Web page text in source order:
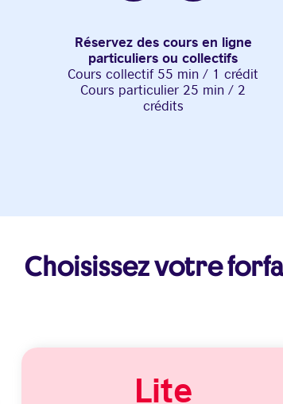
Réservez des cours en ligne
particuliers ou collectifs
Cours collectif 55 min / 1 crédit
Cours particulier 25 min / 2
crédits
Choisissez votre
Lite